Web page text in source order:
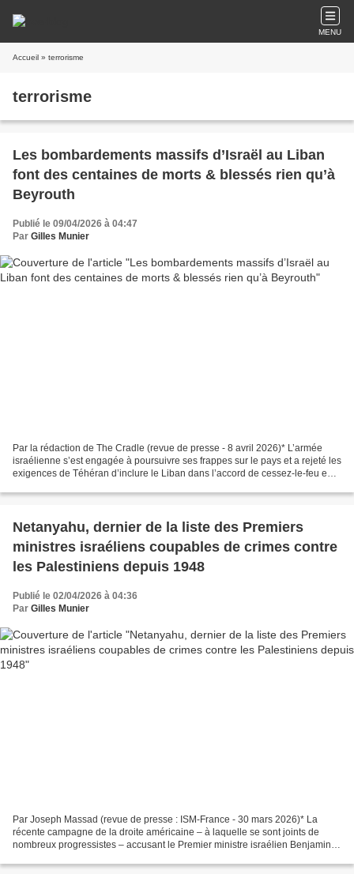
MENU
Accueil » terrorisme
terrorisme
Les bombardements massifs d’Israël au Liban
font des centaines de morts & blessés rien qu’à
Beyrouth
Publié le 09/04/2026 à 04:47
Par Gilles Munier
Par la rédaction de The Cradle (revue de presse - 8 avril 2026)* L’armée
israélienne s’est engagée à poursuivre ses frappes sur le pays et a rejeté les
exigences de Téhéran d’inclure le Liban dans l’accord de cessez-le-feu en
Netanyahu, dernier de la liste des Premiers
ministres israéliens coupables de crimes contre
les Palestiniens depuis 1948
Publié le 02/04/2026 à 04:36
Par Gilles Munier
Par Joseph Massad (revue de presse : ISM-France - 30 mars 2026)* La
récente campagne de la droite américaine – à laquelle se sont joints de
nombreux progressistes – accusant le Premier ministre israélien Benjamin